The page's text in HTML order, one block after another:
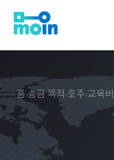
홈›송금 목적 ›호주›교육비